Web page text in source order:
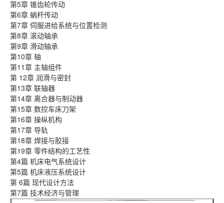
第5章 锥齿轮传动
第6章 蜗杆传动
第7章 伺服进给系统与位置检测
第8章 滚动轴承
第9章 滑动轴承
第10章 轴
第11章 主轴组件
第 12章 润滑与密封
第13章 联轴器
第14章 离合器与制动器
第15章 数控车床刀架
第16章 操纵机构
第17章 导轨
第18章 焊接与胶接
第19章 零件结构的工艺性
第4篇 机床电气系统设计
第5篇 机床液压系统设计
第 6篇 现代设计方法
第7篇 技术经济与管理